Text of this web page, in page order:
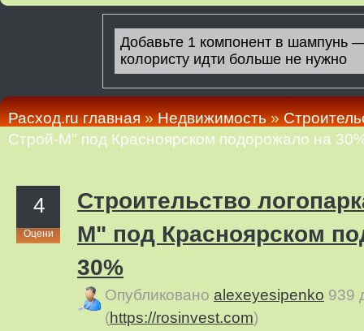
Расход.ru главная»Недвижимость»
Строй-М" под Красноярском подорожало на
4
Оцени
Строительство
М" под Красноярском
30%
Опубликовано alexeyesipenko 939
(https://rosinvest.com)